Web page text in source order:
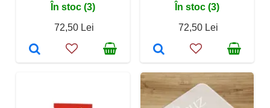
În stoc (3)
72,50 Lei
În stoc (3)
72,50 Lei